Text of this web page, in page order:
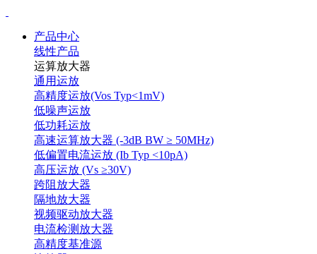
产品中心
线性产品
运算放大器
通用运放
高精度运放(Vos Typ<1mV)
低噪声运放
低功耗运放
高速运算放大器 (-3dB BW ≥ 50MHz)
低偏置电流运放 (Ib Typ <10pA)
高压运放 (Vs ≥30V)
跨阻放大器
隔地放大器
视频驱动放大器
电流检测放大器
高精度基准源